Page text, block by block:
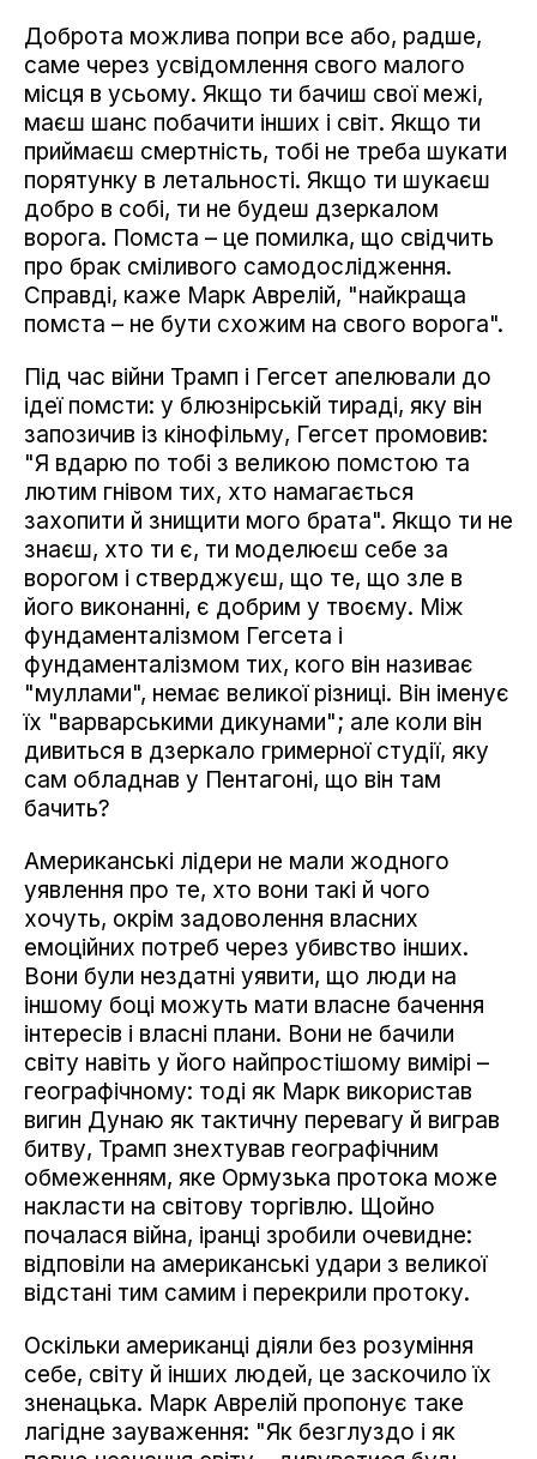
Доброта можлива попри все або, радше,
саме через усвідомлення свого малого
місця в усьому. Якщо ти бачиш свої межі,
маєш шанс побачити інших і світ. Якщо ти
приймаєш смертність, тобі не треба шукати
порятунку в летальності. Якщо ти шукаєш
добро в собі, ти не будеш дзеркалом
ворога. Помста – це помилка, що свідчить
про брак сміливого самодослідження.
Справді, каже Марк Аврелій, "найкраща
помста – не бути схожим на свого ворога".
Під час війни Трамп і Гегсет апелювали до
ідеї помсти: у блюзнірській тираді, яку він
запозичив із кінофільму, Гегсет промовив:
"Я вдарю по тобі з великою помстою та
лютим гнівом тих, хто намагається
захопити й знищити мого брата". Якщо ти не
знаєш, хто ти є, ти моделюєш себе за
ворогом і стверджуєш, що те, що зле в
його виконанні, є добрим у твоєму. Між
фундаменталізмом Гегсета і
фундаменталізмом тих, кого він називає
"муллами", немає великої різниці. Він іменує
їх "варварськими дикунами"; але коли він
дивиться в дзеркало гримерної студії, яку
сам обладнав у Пентагоні, що він там
бачить?
Американські лідери не мали жодного
уявлення про те, хто вони такі й чого
хочуть, окрім задоволення власних
емоційних потреб через убивство інших.
Вони були нездатні уявити, що люди на
іншому боці можуть мати власне бачення
інтересів і власні плани. Вони не бачили
світу навіть у його найпростішому вимірі –
географічному: тоді як Марк використав
вигин Дунаю як тактичну перевагу й виграв
битву, Трамп знехтував географічним
обмеженням, яке Ормузька протока може
накласти на світову торгівлю. Щойно
почалася війна, іранці зробили очевидне:
відповіли на американські удари з великої
відстані тим самим і перекрили протоку.
Оскільки американці діяли без розуміння
себе, світу й інших людей, це заскочило їх
зненацька. Марк Аврелій пропонує таке
лагідне зауваження: "Як безглуздо і як